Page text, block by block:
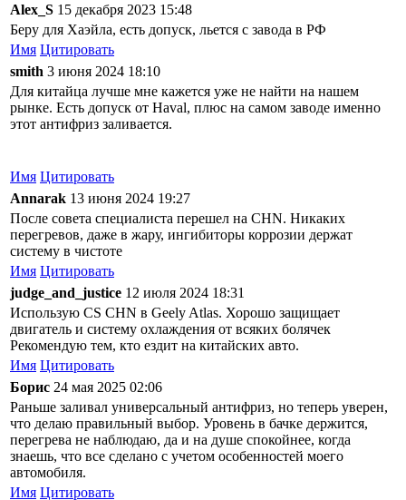
Alex_S 15 декабря 2023 15:48
Беру для Хаэйла, есть допуск, льется с завода в РФ
Имя Цитировать
smith 3 июня 2024 18:10
Для китайца лучше мне кажется уже не найти на нашем
рынке. Есть допуск от Haval, плюс на самом заводе именно
этот антифриз заливается.
Имя Цитировать
Annarak 13 июня 2024 19:27
После совета специалиста перешел на CHN. Никаких
перегревов, даже в жару, ингибиторы коррозии держат
систему в чистоте
Имя Цитировать
judge_and_justice 12 июля 2024 18:31
Использую CS CHN в Geely Atlas. Хорошо защищает
двигатель и систему охлаждения от всяких болячек
Рекомендую тем, кто ездит на китайских авто.
Имя Цитировать
Борис 24 мая 2025 02:06
Раньше заливал универсальный антифриз, но теперь уверен,
что делаю правильный выбор. Уровень в бачке держится,
перегрева не наблюдаю, да и на душе спокойнее, когда
знаешь, что все сделано с учетом особенностей моего
автомобиля.
Имя Цитировать